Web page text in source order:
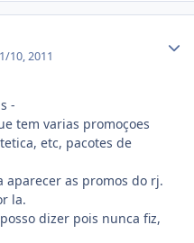
10, 2011
-
tem varias promoçoes
etc, pacotes de
aparecer as promos do rj.
la.
dizer pois nunca fiz,